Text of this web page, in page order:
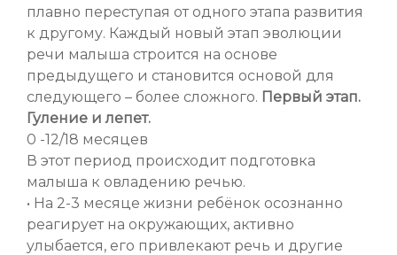
плавно переступая от одного этапа развития
к другому. Каждый новый этап эволюции
речи малыша строится на основе
предыдущего и становится основой для
следующего – более сложного. Первый этап.
Гуление и лепет.
0 -12/18 месяцев
В этот период происходит подготовка
малыша к овладению речью.
• На 2-3 месяце жизни ребёнок осознанно
реагирует на окружающих, активно
улыбается, его привлекают речь и другие